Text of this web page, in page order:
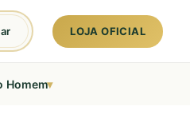
LOJA OFICIAL
Homem▾